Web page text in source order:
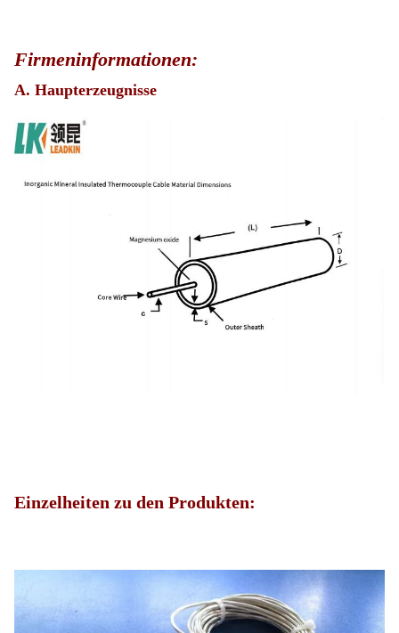
Firmeninformationen:
A. Haupterzeugnisse
Einzelheiten zu den Produkten: